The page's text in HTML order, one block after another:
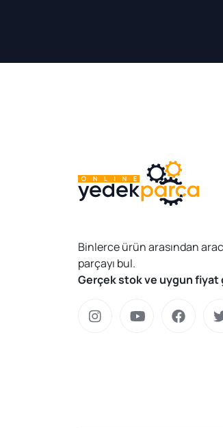
Binlerce ürün arasından
parçayı bul.
Gerçek stok ve uygun fiyat